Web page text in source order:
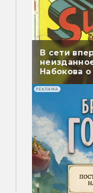
В сети
Набокова
перевели
РЕКЛАМА